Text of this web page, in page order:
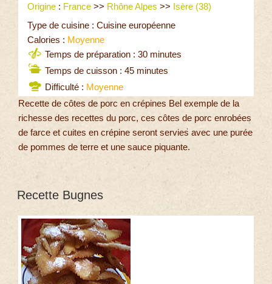
Origine : France >> Rhône Alpes >> Isère (38)
Type de cuisine : Cuisine européenne
Calories : Moyenne
Temps de préparation : 30 minutes
Temps de cuisson : 45 minutes
Difficulté : Moyenne
Recette de côtes de porc en crépines Bel exemple de la
richesse des recettes du porc, ces côtes de porc enrobées
de farce et cuites en crépine seront servies avec une purée
de pommes de terre et une sauce piquante.
Recette Bugnes